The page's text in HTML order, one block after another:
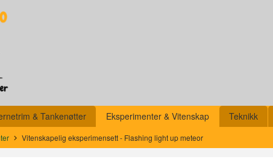
& Tankenøtter Eksperimenter & Vitenskap Teknikk
Vitenskapelig eksperimensett - Flashing light up meteor